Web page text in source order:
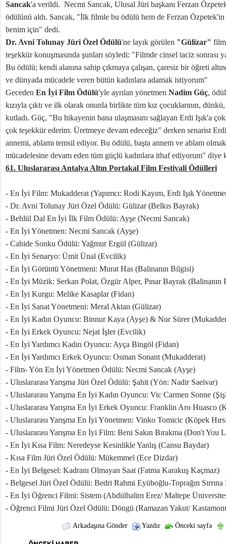
Sancak'a verildi. Necmi Sancak, Ulusal Jüri başkanı Ferzan
ödülünü aldı. Sancak, "İlk filmle bu ödülü hem de Ferzan
benim için" dedi.
Dr. Avni Tolunay Jüri Özel Ödülü'ne layık görülen "Gülizar"
teşekkür konuşmasında şunları söyledi: "Filmde cinsel taciz sonrası
Bu ödülü; kendi alanına sahip çıkmaya çalışan, çaresiz bir öğreti
ve dünyada mücadele veren bütün kadınlara adamak istiyorum"
Geceden En İyi Film Ödülü'yle ayrılan yönetmen Nadim Güç,
kızıyla çıktı ve ilk olarak onunla birlikte tüm kız çocuklarının,
kutladı. Güç, "Bu hikayenin bana ulaşmasını sağlayan Erdi Işık'a
çok teşekkür ederim. Üretmeye devam edeceğiz" derken senarist
annemi, ablamı temsil ediyor. Bu ödülü, başta annem ve ablam
mücadelesine devam eden tüm güçlü kadınlara ithaf ediyorum" diye
61. Uluslararası Antalya Altın Portakal Film Festivali Ödülleri
- En İyi Film: Mukadderat (Yapımcı: Rodi Kayım, Erdi Işık
- Dr. Avni Tolunay Jüri Özel Ödülü: Gülizar (Belkıs Bayrak)
- Behlül Dal En İyi İlk Film Ödülü: Ayşe (Necmi Sancak)
- En İyi Yönetmen: Necmi Sancak (Ayşe)
- Cahide Sonku Ödülü: Yağmur Ergül (Gülizar)
- En İyi Senaryo: Ümit Ünal (Evcilik)
- En İyi Görüntü Yönetmeni: Murat Has (Balinanın Bilgisi)
- En İyi Müzik: Serkan Polat, Özgür Alper, Pınar Bayrak (Balinanın
- En İyi Kurgu: Melike Kasaplar (Fidan)
- En İyi Sanat Yönetmeni: Meral Aktan (Gülizar)
- En İyi Kadın Oyuncu: Binnur Kaya (Ayşe) & Nur Sürer
- En İyi Erkek Oyuncu: Nejat İşler (Evcilik)
- En İyi Yardımcı Kadın Oyuncu: Ayça Bingöl (Fidan)
- En İyi Yardımcı Erkek Oyuncu: Osman Sonant (Mukadderat)
- Film- Yön En İyi Yönetmen Ödülü: Necmi Sancak (Ayşe)
- Uluslararası Yarışma Jüri Özel Ödülü: Şahit (Yön: Nadir Saeivar)
- Uluslararası Yarışma En İyi Kadın Oyuncu: Vic Carmen Sonne
- Uluslararası Yarışma En İyi Erkek Oyuncu: Franklin Aro Huasco
- Uluslararası Yarışma En İyi Yönetmen: Vinko Tomicic (Köpek
- Uluslararası Yarışma En İyi Film: Beni Sakın Bırakma (Don't You
- En İyi Kısa Film: Neredeyse Kesinlikle Yanlış (Cansu Baydar)
- Kısa Film Jüri Özel Ödülü: Mükemmel (Ece Dizdar)
- En İyi Belgesel: Kadranı Olmayan Saat (Fatma Karakuş Kaçmaz)
- Belgesel Jüri Özel Ödülü: Bedri Rahmi Eyüboğlu-Toprağın
- En İyi Öğrenci Filmi: Sistem (Abdülhalim Erez/ Maltepe
- Öğrenci Filmi Jüri Özel Ödülü: Döngü (Ramazan Yakut/
Arkadaşına Gönder Yazdır Önceki sayfa